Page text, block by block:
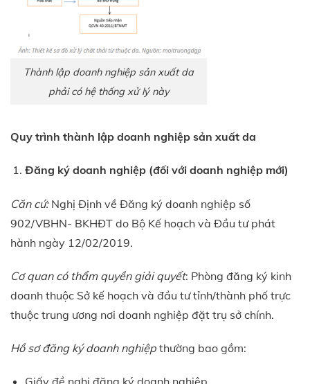
Thành lập doanh nghiệp sản xuất da
phải có hệ thống xử lý này
Quy trình thành lập doanh nghiệp sản xuất da
Đăng ký doanh nghiệp (đối với doanh nghiệp mới)
Căn cứ:Nghị Định về Đăng ký doanh nghiệp số
902/VBHN- BKHĐT do Bộ Kế hoạch và Đầu tư phát
hành ngày 12/02/2019.
Cơ quan có thẩm quyền giải quyết: Phòng đăng ký kinh
doanh thuộc Sở kế hoạch và đầu tư tỉnh/thành phố trực
thuộc trung ương nơi doanh nghiệp đặt trụ sở chính.
Hồ sơ đăng ký doanh nghiệp thường bao gồm: